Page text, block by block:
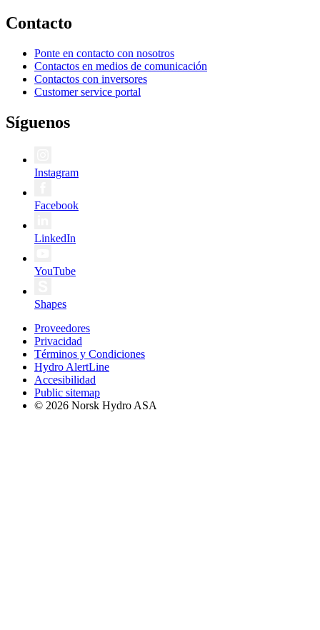
Contacto
Ponte en contacto con nosotros
Contactos en medios de comunicación
Contactos con inversores
Customer service portal
Síguenos
Instagram
Facebook
LinkedIn
YouTube
Shapes
Proveedores
Privacidad
Términos y Condiciones
Hydro AlertLine
Accesibilidad
Public sitemap
© 2026 Norsk Hydro ASA